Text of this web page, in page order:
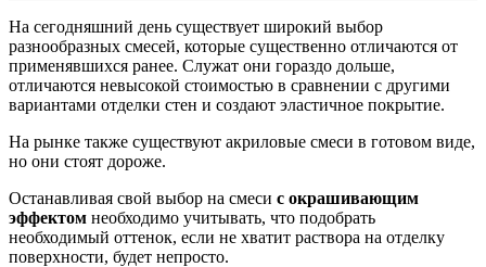
На сегодняшний день существует широкий выбор
разнообразных смесей, которые существенно отличаются от
применявшихся ранее. Служат они гораздо дольше,
отличаются невысокой стоимостью в сравнении с другими
вариантами отделки стен и создают эластичное покрытие.
На рынке также существуют акриловые смеси в готовом виде,
но они стоят дороже.
Останавливая свой выбор на смеси с окрашивающим
эффектом необходимо учитывать, что подобрать
необходимый оттенок, если не хватит раствора на отделку
поверхности, будет непросто.